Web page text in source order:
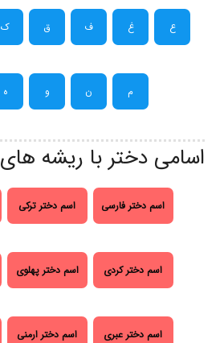
ع غ ف ق ک
م ن و ه
اسامی دختر با ریشه های
اسم دختر فارسی اسم دختر ترکی
اسم دختر کردی اسم دختر پهلوی
اسم دختر عبری اسم دختر ارمنی